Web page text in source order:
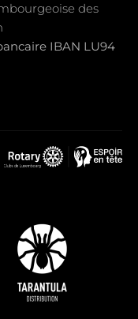
des
IBAN LU94